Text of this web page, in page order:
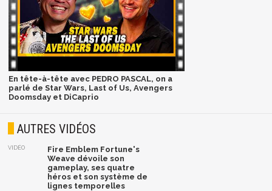
En tête-à-tête avec PEDRO PASCAL, on a
parlé de Star Wars, Last of Us, Avengers
Doomsday et DiCaprio
AUTRES VIDÉOS
VIDÉO
Fire Emblem Fortune's
Weave dévoile son
gameplay, ses quatre
héros et son système de
lignes temporelles